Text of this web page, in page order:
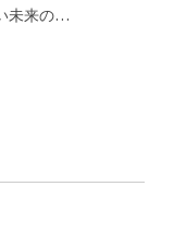
未来の…